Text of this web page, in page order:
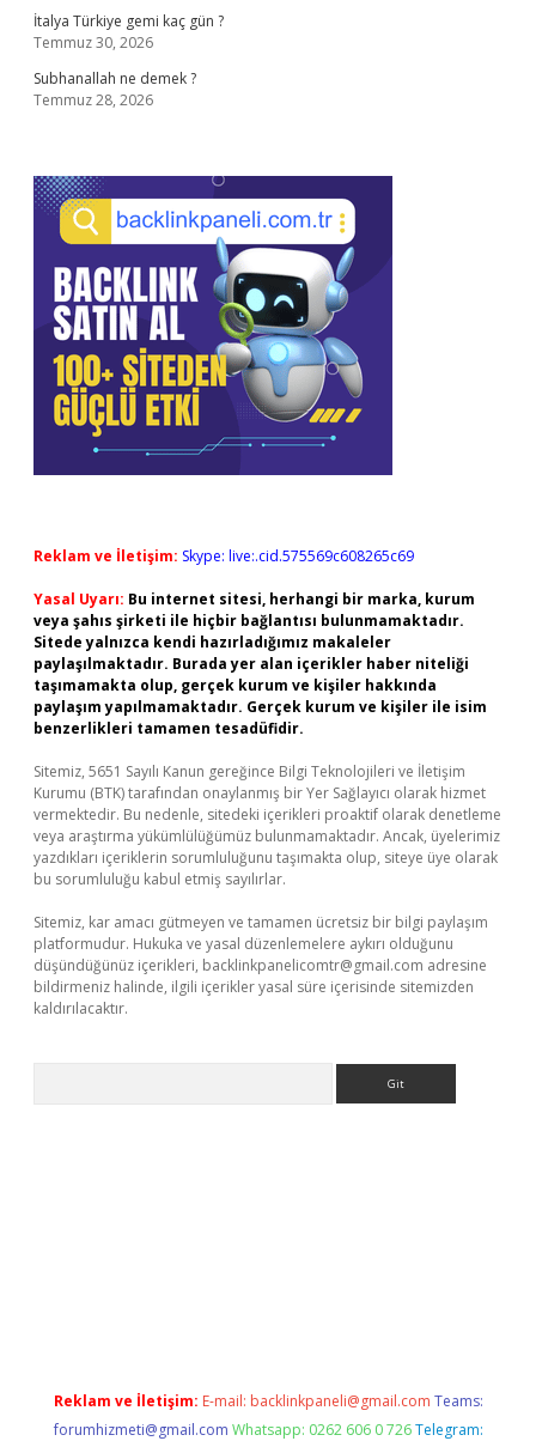
İtalya Türkiye gemi kaç gün ?
Temmuz 30, 2026
Subhanallah ne demek ?
Temmuz 28, 2026
Reklam ve İletişim: Skype: live:.cid.575569c608265c69
Yasal Uyarı: Bu internet sitesi, herhangi bir marka, kurum
veya şahıs şirketi ile hiçbir bağlantısı bulunmamaktadır.
Sitede yalnızca kendi hazırladığımız makaleler
paylaşılmaktadır. Burada yer alan içerikler haber niteliği
taşımamakta olup, gerçek kurum ve kişiler hakkında
paylaşım yapılmamaktadır. Gerçek kurum ve kişiler ile isim
benzerlikleri tamamen tesadüfidir.
Sitemiz, 5651 Sayılı Kanun gereğince Bilgi Teknolojileri ve İletişim
Kurumu (BTK) tarafından onaylanmış bir Yer Sağlayıcı olarak hizmet
vermektedir. Bu nedenle, sitedeki içerikleri proaktif olarak denetleme
veya araştırma yükümlülüğümüz bulunmamaktadır. Ancak, üyelerimiz
yazdıkları içeriklerin sorumluluğunu taşımakta olup, siteye üye olarak
bu sorumluluğu kabul etmiş sayılırlar.
Sitemiz, kar amacı gütmeyen ve tamamen ücretsiz bir bilgi paylaşım
platformudur. Hukuka ve yasal düzenlemelere aykırı olduğunu
düşündüğünüz içerikleri, backlinkpanelicomtr@gmail.com adresine
bildirmeniz halinde, ilgili içerikler yasal süre içerisinde sitemizden
kaldırılacaktır.
Reklam ve İletişim: E-mail: backlinkpaneli@gmail.com Teams:
forumhizmeti@gmail.com Whatsapp: 0262 606 0 726 Telegram: